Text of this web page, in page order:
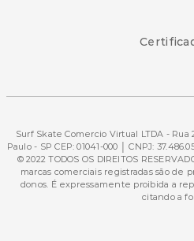
Surf Skate Comercio Virtual LTDA - Rua
Paulo - SP CEP: 01041-000 │ CNPJ:
© 2022 TODOS OS DIREITOS
marcas comerciais registradas são de
donos. É expressamente proibida a
citando a